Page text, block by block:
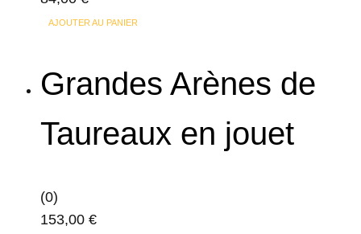
AJOUTER AU PANIER
Grandes Arènes de
Taureaux en jouet
(0)
153,00 €